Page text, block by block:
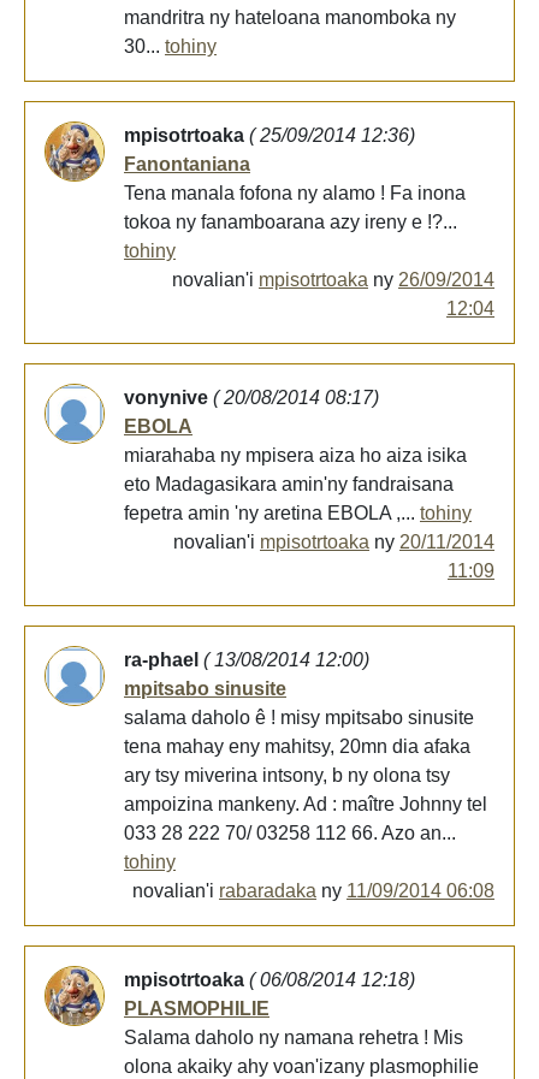
mandritra ny hateloana manomboka ny
30... tohiny
mpisotrtoaka ( 25/09/2014 12:36)
Fanontaniana
Tena manala fofona ny alamo ! Fa inona
tokoa ny fanamboarana azy ireny e !?...
tohiny
novalian'i mpisotrtoaka ny 26/09/2014
12:04
vonynive ( 20/08/2014 08:17)
EBOLA
miarahaba ny mpisera aiza ho aiza isika
eto Madagasikara amin'ny fandraisana
fepetra amin 'ny aretina EBOLA ,... tohiny
novalian'i mpisotrtoaka ny 20/11/2014
11:09
ra-phael ( 13/08/2014 12:00)
mpitsabo sinusite
salama daholo ê ! misy mpitsabo sinusite
tena mahay eny mahitsy, 20mn dia afaka
ary tsy miverina intsony, b ny olona tsy
ampoizina mankeny. Ad : maître Johnny tel
033 28 222 70/ 03258 112 66. Azo an...
tohiny
novalian'i rabaradaka ny 11/09/2014 06:08
mpisotrtoaka ( 06/08/2014 12:18)
PLASMOPHILIE
Salama daholo ny namana rehetra ! Mis
olona akaiky ahy voan'izany plasmophilie